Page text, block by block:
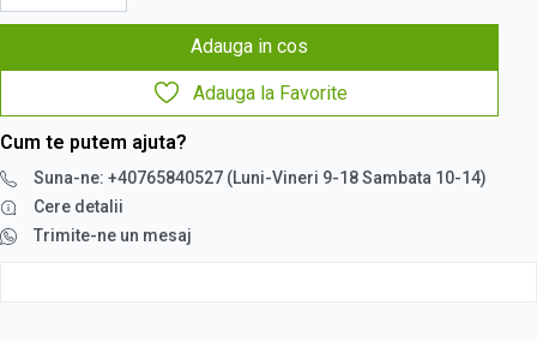
Adauga in cos
Adauga la Favorite
Cum te putem ajuta?
Suna-ne: +40765840527 (Luni-Vineri 9-18 Sambata 10-14)
Cere detalii
Trimite-ne un mesaj